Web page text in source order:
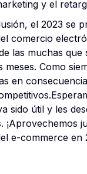
y el
el 2023 se
comercio
las muchas
meses. Como
en
sido útil y les
¡Aprovechemos
e-commerce en